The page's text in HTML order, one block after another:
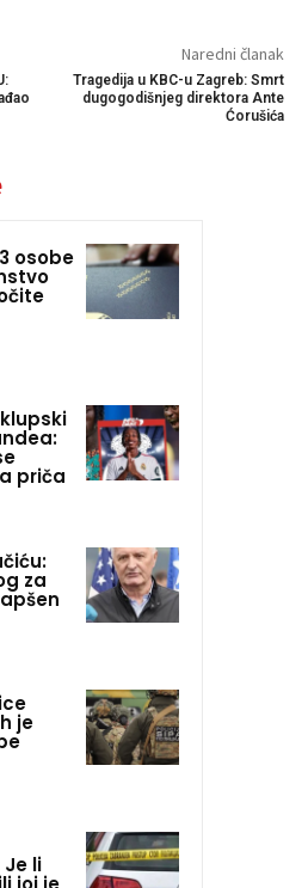
Naredni članak
Tragedija u KBC-u Zagreb: Smrt
dugogodišnjeg direktora Ante
Ćorušića
osobe
priča
za
je
li